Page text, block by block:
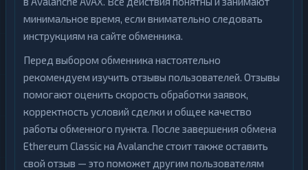
минимальное время, если внимательно следовать
инструкциям на сайте обменника.
Перед выбором обменника настоятельно
рекомендуем изучить отзывы пользователей. Отзывы
помогают оценить скорость обработки заявок,
корректность условий сделки и общее качество
работы обменного пункта. После завершения обмена
Ethereum Classic на Avalanche стоит также оставить
свой отзыв — это поможет другим пользователям